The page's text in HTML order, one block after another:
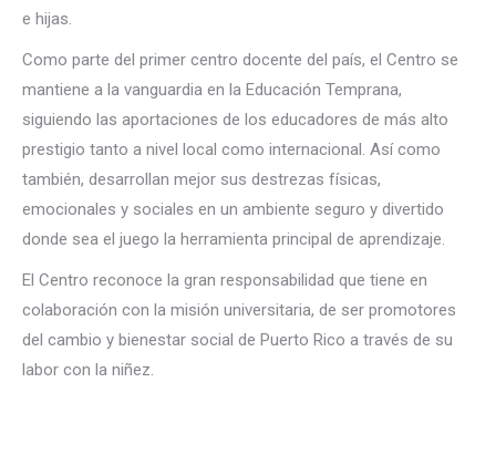
e hijas.
Como parte del primer centro docente del país, el Centro se
mantiene a la vanguardia en la Educación Temprana,
siguiendo las aportaciones de los educadores de más alto
prestigio tanto a nivel local como internacional. Así como
también, desarrollan mejor sus destrezas físicas,
emocionales y sociales en un ambiente seguro y divertido
donde sea el juego la herramienta principal de aprendizaje.
El Centro reconoce la gran responsabilidad que tiene en
colaboración con la misión universitaria, de ser promotores
del cambio y bienestar social de Puerto Rico a través de su
labor con la niñez.